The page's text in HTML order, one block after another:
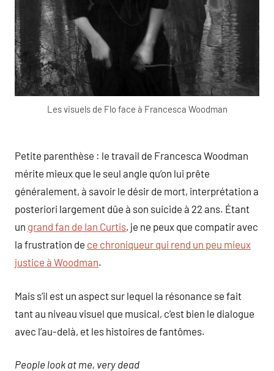
Les visuels de Flo face à Francesca Woodman
Petite parenthèse : le travail de Francesca Woodman
mérite mieux que le seul angle qu’on lui prête
généralement, à savoir le désir de mort, interprétation a
posteriori largement dûe à son suicide à 22 ans. Étant
un grand fan de Ian Curtis, je ne peux que compatir avec
la frustration de ce chroniqueur qui rend un peu mieux
justice à Woodman.
Mais s’il est un aspect sur lequel la résonance se fait
tant au niveau visuel que musical, c’est bien le dialogue
avec l’au-delà, et les histoires de fantômes.
People look at me, very dead